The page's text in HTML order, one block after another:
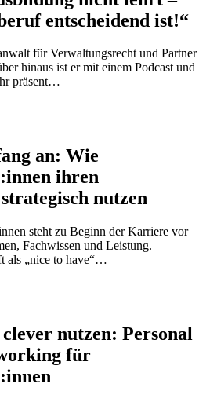
entscheidend ist!“
für Verwaltungsrecht und Partner
hinaus ist er mit einem Podcast und
präsent…
an: Wie
ihren
nutzen
steht zu Beginn der Karriere vor
Fachwissen und Leistung.
als „nice to have“…
nutzen: Personal
für